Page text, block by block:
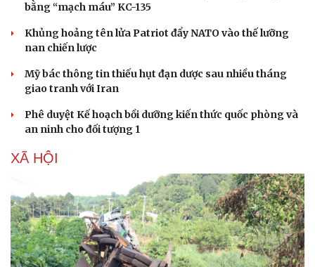
bằng “mạch máu” KC-135
Khủng hoảng tên lửa Patriot đẩy NATO vào thế lưỡng
nan chiến lược
Mỹ bác thông tin thiếu hụt đạn dược sau nhiều tháng
giao tranh với Iran
Phê duyệt Kế hoạch bồi dưỡng kiến thức quốc phòng và
an ninh cho đối tượng 1
XÃ HỘI